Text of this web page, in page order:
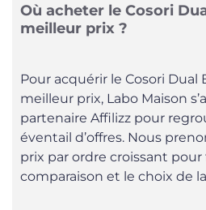
Où acheter le Cosori
meilleur prix ?
Pour acquérir le Cosori Dual
meilleur prix, Labo Maison
partenaire Affilizz pour
éventail d’offres. Nous
prix par ordre croissant pour
comparaison et le choix de